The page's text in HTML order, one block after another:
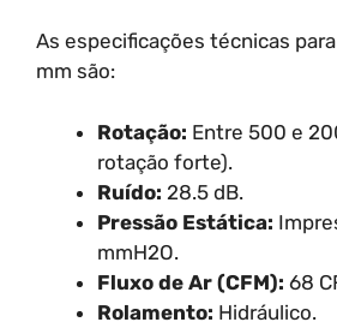
As especificações técnicas
mm são:
Rotação: Entre 500 e
rotação forte).
Ruído: 28.5 dB.
Pressão Estática:
mmH2O.
Fluxo de Ar (CFM): 68
Rolamento: Hidráulico.